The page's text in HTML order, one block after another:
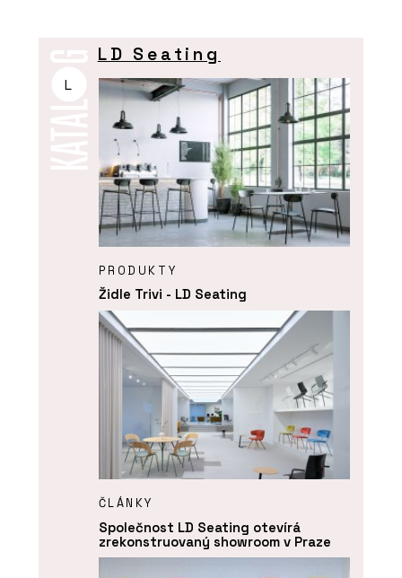
L
LD Seating
PRODUKTY
Židle Trivi - LD Seating
ČLÁNKY
Společnost LD Seating otevírá
zrekonstruovaný showroom v Praze